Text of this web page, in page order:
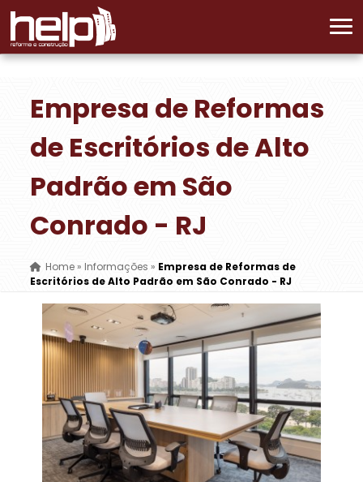
Empresa de Reformas
de Escritórios de Alto
Padrão em São
Conrado - RJ
Home»Informações » Empresa de Reformas de
Escritórios de Alto Padrão em São Conrado - RJ